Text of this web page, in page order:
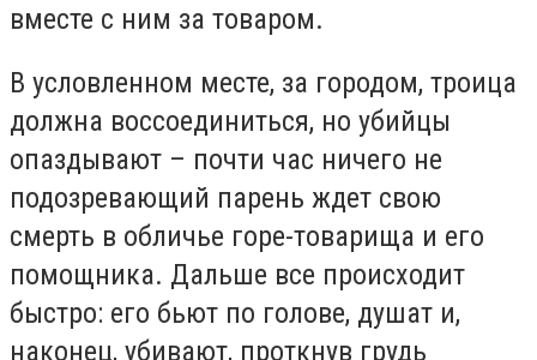
вместе с ним за товаром.
В условленном месте, за городом, троица
должна воссоединиться, но убийцы
опаздывают – почти час ничего не
подозревающий парень ждет свою
смерть в обличье горе-товарища и его
помощника. Дальше все происходит
быстро: его бьют по голове, душат и,
наконец, убивают, проткнув грудь